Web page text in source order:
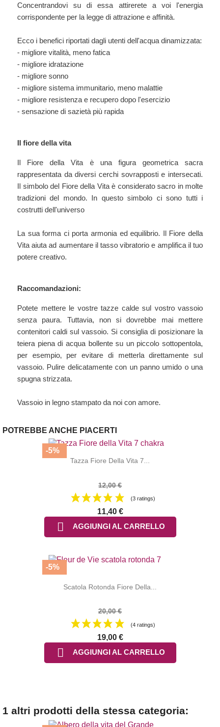
Concentrandovi su di essa attirerete a voi l'energia
corrispondente per la legge di attrazione e affinità.
Ecco i benefici riportati dagli utenti dell'acqua dinamizzata:
- migliore vitalità, meno fatica
- migliore idratazione
- migliore sonno
- migliore sistema immunitario, meno malattie
- migliore resistenza e recupero dopo l'esercizio
- sensazione di sazietà più rapida
Il fiore della vita
Il Fiore della Vita è una figura geometrica sacra
rappresentata da diversi cerchi sovrapposti e intersecati.
Il simbolo del Fiore della Vita è considerato sacro in molte
tradizioni del mondo. In questo simbolo ci sono tutti i
costrutti dell'universo
La sua forma ci porta armonia ed equilibrio. Il Fiore della
Vita aiuta ad aumentare il tasso vibratorio e amplifica il tuo
potere creativo.
Raccomandazioni:
Potete mettere le vostre tazze calde sul vostro vassoio
senza paura. Tuttavia, non si dovrebbe mai mettere
contenitori caldi sul vassoio. Si consiglia di posizionare la
teiera piena di acqua bollente su un piccolo sottopentola,
per esempio, per evitare di metterla direttamente sul
vassoio. Pulire delicatamente con un panno umido o una
spugna strizzata.
Vassoio in legno stampato da noi con amore.
POTREBBE ANCHE PIACERTI
Tazza Fiore Della Vita 7...
12,00 €
(3 ratings)
11,40 €
 AGGIUNGI AL CARRELLO
-5%
Scatola Rotonda Fiore Della...
20,00 €
(4 ratings)
19,00 €
 AGGIUNGI AL CARRELLO
-5%
1 altri prodotti della stessa categoria: